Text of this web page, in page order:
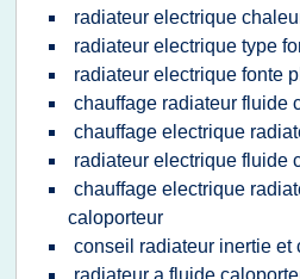
radiateur electrique
radiateur electrique type
radiateur electrique fonte
chauffage radiateur fluide
chauffage electrique
radiateur electrique fluide
chauffage electrique
caloporteur
conseil radiateur inertie et
radiateur a fluide